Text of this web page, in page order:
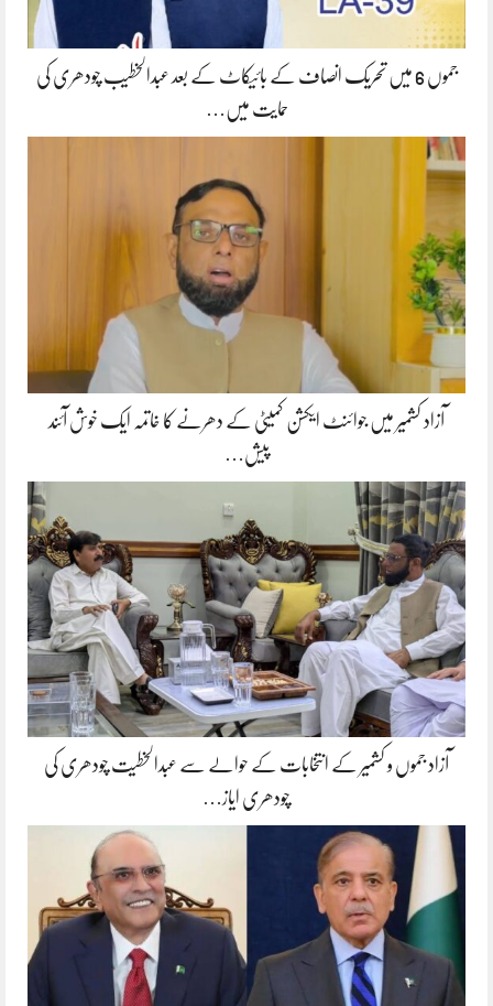
جموں 6 میں تحریک انصاف کے بائیکاٹ کے بعد عبدالخطیب چودھری کی
حمایت میں…
آزاد کشمیر میں جوائنٹ ایکشن کمیٹی کے دھرنے کا خاتمہ ایک خوش آئند
پیش…
آزاد جموں و کشمیر کے انتخابات کے حوالے سے عبدالخطیت چودھری کی
چودھری ایاز…